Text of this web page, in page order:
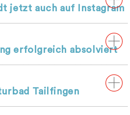
jetzt auch auf Instagram
erfolgreich absolviert
Tailfingen